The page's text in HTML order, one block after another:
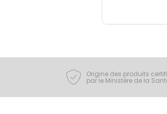
Origine des produits
par le Ministère de la